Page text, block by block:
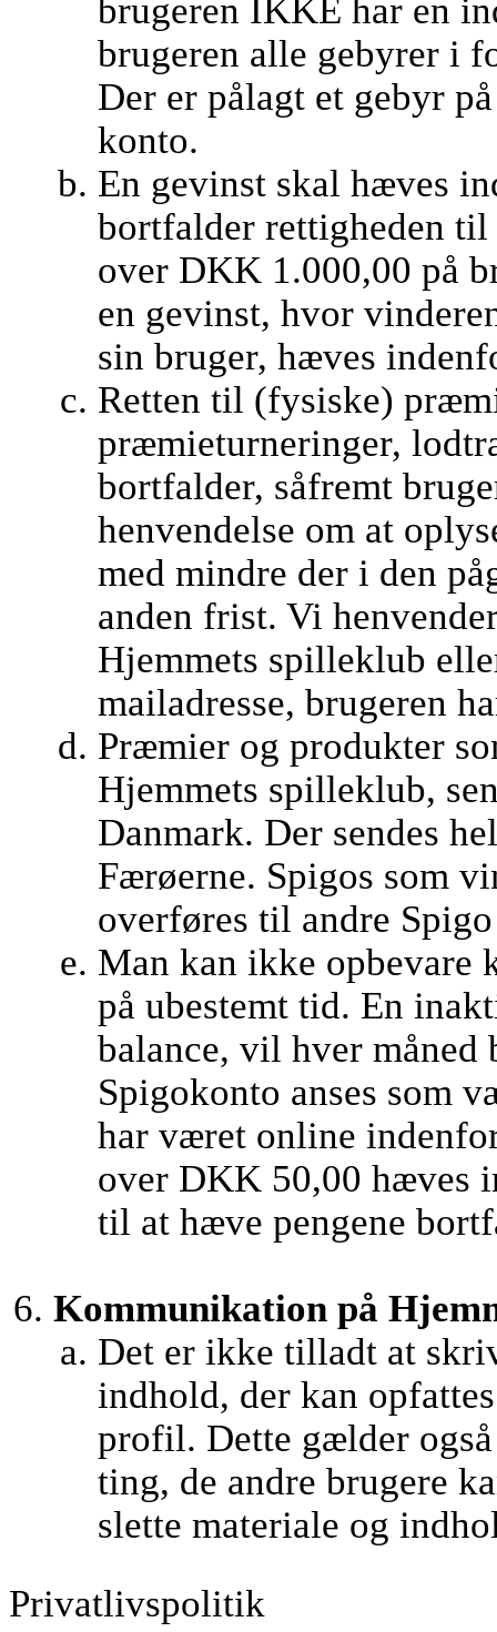
brugeren IKKE har en
brugeren alle gebyrer i
Der er pålagt et gebyr
konto.
En gevinst skal hæves
bortfalder rettigheden til
over DKK 1.000,00 på
en gevinst, hvor
sin bruger, hæves
Retten til (fysiske)
præmieturneringer,
bortfalder, såfremt
henvendelse om at
med mindre der i den
anden frist. Vi
Hjemmets spilleklub
mailadresse, brugeren
Præmier og produkter
Hjemmets spilleklub,
Danmark. Der sendes
Færøerne. Spigos som
overføres til andre
Man kan ikke opbevare
på ubestemt tid. En
balance, vil hver
Spigokonto anses som
har været online
over DKK 50,00 hæves
til at hæve pengene
Kommunikation på
Det er ikke tilladt at
indhold, der kan
profil. Dette gælder
ting, de andre brugere
slette materiale og
Privatlivspolitik